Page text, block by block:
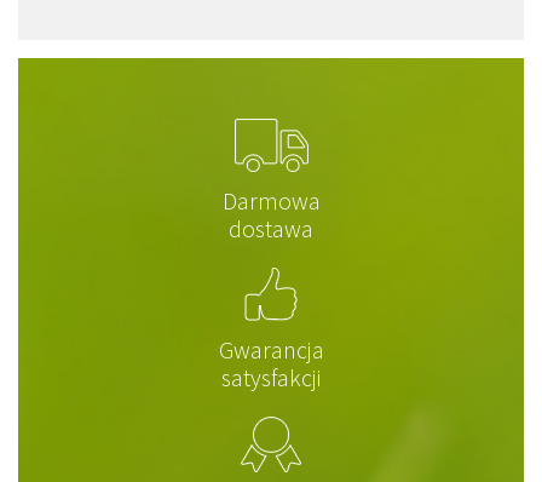
Darmowa
dostawa
Gwarancja
satysfakcji